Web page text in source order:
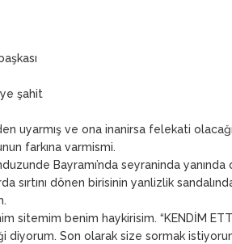
şahit
uyarmış ve ona inanirsa felekati
farkına varmismi.
Bayramı’nda seyraninda yanında
sırtını dönen birisinin yanlizlik
sitemim benim haykirisim. “KENDİM
diyorum. Son olarak size sormak